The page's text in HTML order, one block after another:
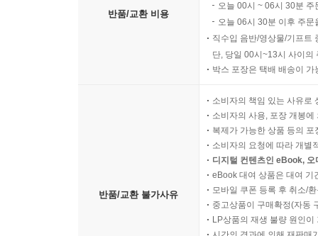
반품/교환 비용
오늘 00시 ~ 06시 30분
오늘 06시 30분 이후 주
직수입 음반/영상물/기프트
단, 당일 00시~13시 사이의
박스 포장은 택배 배송이
반품/교환 불가사유
소비자의 책임 있는 사유로
소비자의 사용, 포장 개봉
복제가 가능한 상품 등의
소비자의 요청에 따라 개별
디지털 컨텐츠인 eBook,
eBook 대여 상품은 대여 기
모바일 쿠폰 등록 후 취소/
중고상품이 구매확정(자동
LP상품의 재생 불량 원인